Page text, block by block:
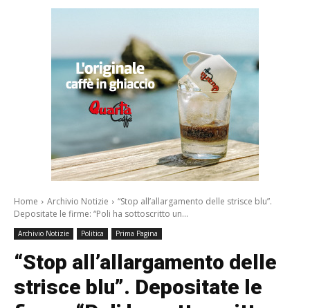
Home Archivio Notizie
“Stop all’allargamento delle strisce blu”.
Depositate le firme: “Poli ha sottoscritto un...
Archivio Notizie Politica Prima Pagina
“Stop all’allargamento delle
strisce blu”. Depositate le